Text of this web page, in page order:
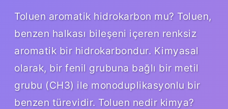
Toluen aromatik hidrokarbon mu? Toluen,
benzen halkası bileşeni içeren renksiz
aromatik bir hidrokarbondur. Kimyasal
olarak, bir fenil grubuna bağlı bir metil
grubu (CH3) ile monoduplikasyonlu bir
benzen türevidir. Toluen nedir kimya?